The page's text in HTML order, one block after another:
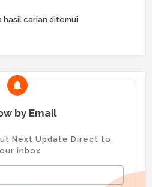
hasil carian ditemui
by Email
Next Update Direct to
inbox